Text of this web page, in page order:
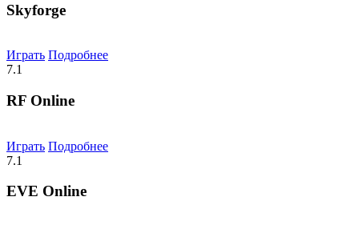
Skyforge
Играть Подробнее
7.1
RF Online
Играть Подробнее
7.1
EVE Online